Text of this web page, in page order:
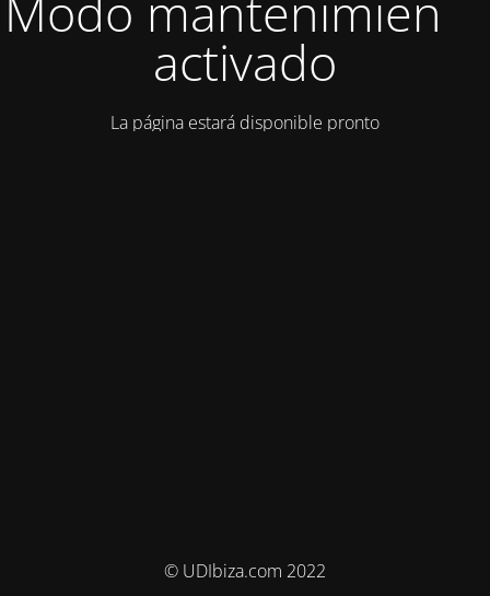
activado
La página estará disponible pronto
© UDIbiza.com 2022